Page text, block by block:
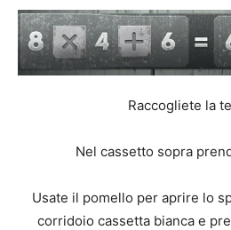
Raccogliete la
Nel cassetto sopra
Usate il pomello per aprire lo
corridoio cassetta bianca e